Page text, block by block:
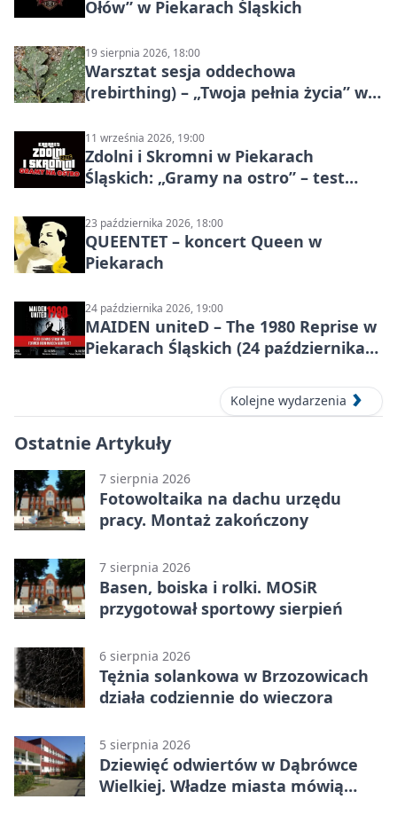
Ołów” w Piekarach Śląskich
19 sierpnia 2026, 18:00
Warsztat sesja oddechowa
(rebirthing) – „Twoja pełnia życia” w
11 września 2026, 19:00
Zdolni i Skromni w Piekarach
Śląskich: „Gramy na ostro” – test
23 października 2026, 18:00
QUEENTET – koncert Queen w
Piekarach
24 października 2026, 19:00
MAIDEN uniteD – The 1980 Reprise w
Piekarach Śląskich (24 października
Kolejne wydarzenia
Ostatnie Artykuły
7 sierpnia 2026
Fotowoltaika na dachu urzędu
pracy. Montaż zakończony
7 sierpnia 2026
Basen, boiska i rolki. MOSiR
przygotował sportowy sierpień
6 sierpnia 2026
Tężnia solankowa w Brzozowicach
działa codziennie do wieczora
5 sierpnia 2026
Dziewięć odwiertów w Dąbrówce
Wielkiej. Władze miasta mówią